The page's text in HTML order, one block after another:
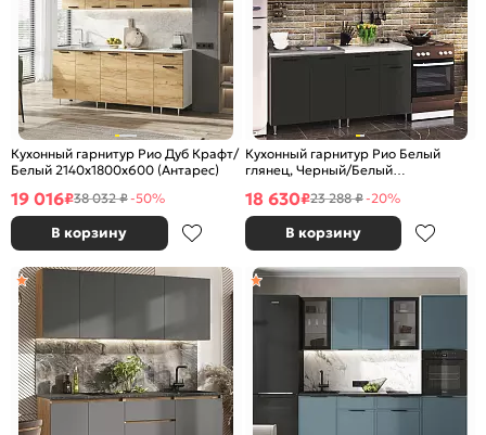
Кухонный гарнитур Рио Дуб Крафт/
Белый 2140x1800x600 (Антарес)
19 016₽38 032 ₽-50%
В корзину
Кухонный гарнитур Рио Белый
глянец, Черный/Белый
18 630₽23 288 ₽-20%
В корзину